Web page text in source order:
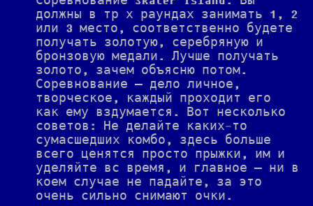
должны в тр х раундах занимать 1, 2
или 3 место, соответственно будете
получать золотую, серебряную и
бронзовую медали. Лучше получать
золото, зачем объясню потом.
Соревнование — дело личное,
творческое, каждый проходит его
как ему вздумается. Вот несколько
советов: Не делайте каких-то
сумасшедших комбо, здесь больше
всего ценятся просто прыжки, им и
уделяйте вс время, и главное — ни в
коем случае не падайте, за это
очень сильно снимают очки.